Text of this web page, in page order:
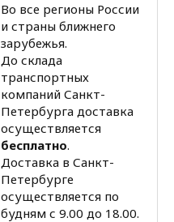
Во все регионы России
и страны ближнего
зарубежья.
До склада
транспортных
компаний Санкт-
Петербурга доставка
осуществляется
бесплатно.
Доставка в Санкт-
Петербурге
осуществляется по
будням с 9.00 до 18.00.